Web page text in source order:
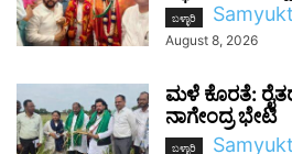
ಬಳ್ಳಾರಿ
August 8, 2026
ಮಳೆ ಕೊರತೆ:
ನಾಗೇಂದ್ರ ಭೇಟಿ
ಬಳ್ಳಾರಿ